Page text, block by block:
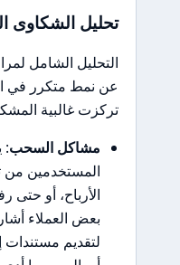
تحليل الشكاوى
التحليل الشامل
عن نمط متكرر في
تركزت غالبية
مشاكل السحب:
المستخدمين
الأرباح، أو
بعض العملاء
لتقديم